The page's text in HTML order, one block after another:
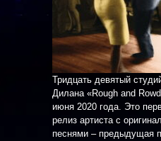
Тридцать девятый
Дилана «Rough and
июня 2020 года. Это
релиз артиста с
песнями – предыдущая